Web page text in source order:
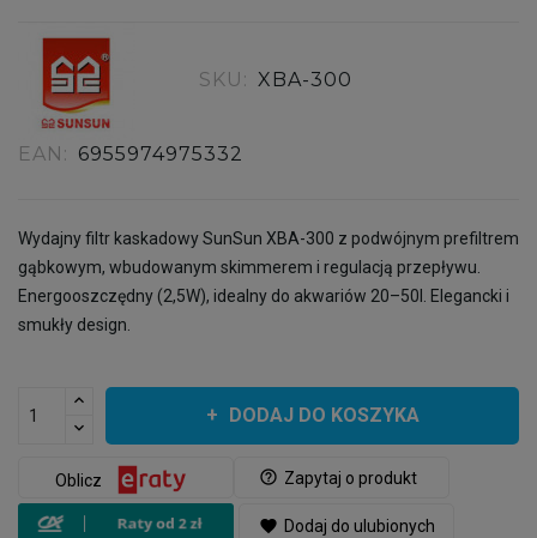
SKU: XBA-300
EAN: 6955974975332
Wydajny filtr kaskadowy SunSun XBA-300 z podwójnym prefiltrem
gąbkowym, wbudowanym skimmerem i regulacją przepływu.
Energooszczędny (2,5W), idealny do akwariów 20–50l. Elegancki i
smukły design.
DODAJ DO KOSZYKA
help_outline Zapytaj o produkt
Oblicz
favorite Dodaj do ulubionych